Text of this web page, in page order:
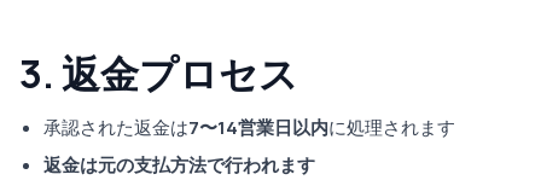
3. 返金プロセス
承認された返金は7〜14営業日以内に処理されます
返金は元の支払方法で行われます